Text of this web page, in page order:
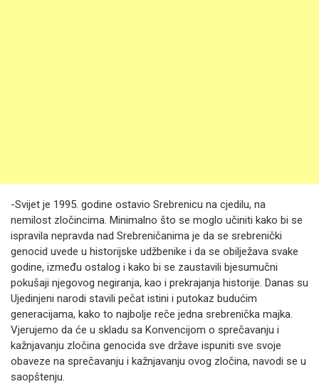
-Svijet je 1995. godine ostavio Srebrenicu na cjedilu, na
nemilost zločincima. Minimalno što se moglo učiniti kako bi se
ispravila nepravda nad Srebreničanima je da se srebrenički
genocid uvede u historijske udžbenike i da se obilježava svake
godine, između ostalog i kako bi se zaustavili bjesumučni
pokušaji njegovog negiranja, kao i prekrajanja historije. Danas su
Ujedinjeni narodi stavili pečat istini i putokaz budućim
generacijama, kako to najbolje reče jedna srebrenička majka.
Vjerujemo da će u skladu sa Konvencijom o sprečavanju i
kažnjavanju zločina genocida sve države ispuniti sve svoje
obaveze na sprečavanju i kažnjavanju ovog zločina, navodi se u
saopštenju.